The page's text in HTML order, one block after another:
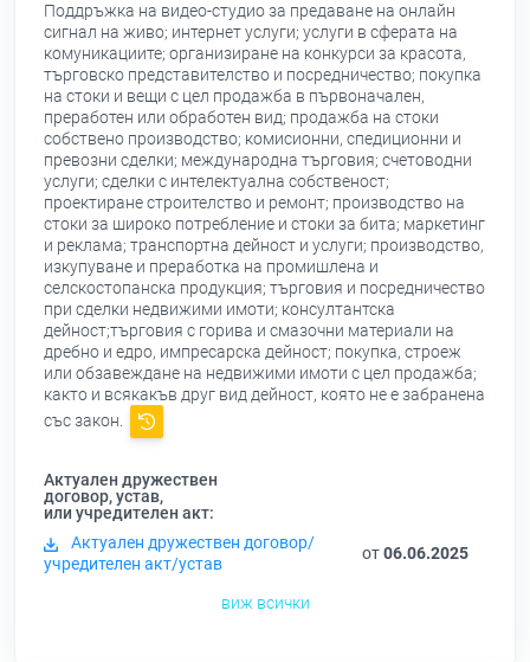
Поддръжка на видео-студио за предаване на онлайн
сигнал на живо; интернет услуги; услуги в сферата на
комуникациите; организиране на конкурси за красота,
търговско представителство и посредничество; покупка
на стоки и вещи с цел продажба в първоначален,
преработен или обработен вид; продажба на стоки
собствено производство; комисионни, спедиционни и
превозни сделки; международна търговия; счетоводни
услуги; сделки с интелектуална собственост;
проектиране строителство и ремонт; производство на
стоки за широко потребление и стоки за бита; маркетинг
и реклама; транспортна дейност и услуги; производство,
изкупуване и преработка на промишлена и
селскостопанска продукция; търговия и посредничество
при сделки недвижими имоти; консултантска
дейност;търговия с горива и смазочни материали на
дребно и едро, импресарска дейност; покупка, строеж
или обзавеждане на недвижими имоти с цел продажба;
както и всякакъв друг вид дейност, която не е забранена
със закон.
Актуален дружествен
договор, устав,
или учредителен акт:
Актуален дружествен договор/
учредителен акт/устав
от06.06.2025
виж всички